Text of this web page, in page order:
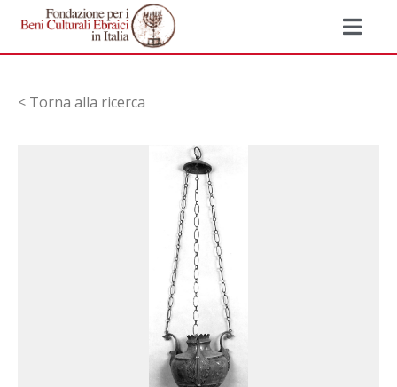
< Torna alla ricerca